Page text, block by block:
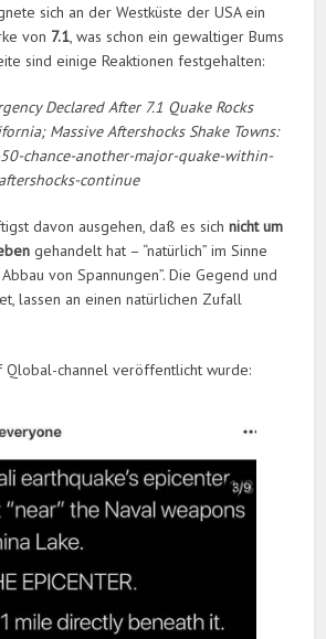
sich an der Westküste der USA ein
von 7.1, was schon ein gewaltiger Bums
sind einige Reaktionen festgehalten:
Declared After 7.1 Quake Rocks
Massive Aftershocks Shake Towns:
chance-another-major-quake-within-
continue
davon ausgehen, daß es sichnicht um
gehandelt hat – “natürlich” im Sinne
von Spannungen”. Die Gegend und
lassen an einen natürlichen Zufall
Qlobal-channel veröffentlicht wurde: